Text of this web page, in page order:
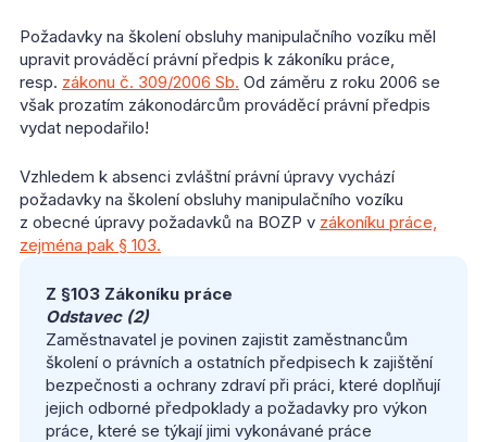
Požadavky na školení obsluhy manipulačního vozíku měl
upravit prováděcí právní předpis k zákoníku práce,
resp. zákonu č. 309/2006 Sb. Od záměru z roku 2006 se
však prozatím zákonodárcům prováděcí právní předpis
vydat nepodařilo!
Vzhledem k absenci zvláštní právní úpravy vychází
požadavky na školení obsluhy manipulačního vozíku
z obecné úpravy požadavků na BOZP v zákoníku práce,
zejména pak § 103.
Z §103 Zákoníku práce
Odstavec (2)
Zaměstnavatel je povinen zajistit zaměstnancům
školení o právních a ostatních předpisech k zajištění
bezpečnosti a ochrany zdraví při práci, které doplňují
jejich odborné předpoklady a požadavky pro výkon
práce, které se týkají jimi vykonávané práce